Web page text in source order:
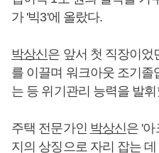
가 '빅3'에 올랐다.
박상신은 앞서 첫 직장이
를 이끌며 워크아웃 조기
는 등 위기관리 능력을 발
주택 전문가인 박상신은 '아
지의 상징으로 자리 잡는